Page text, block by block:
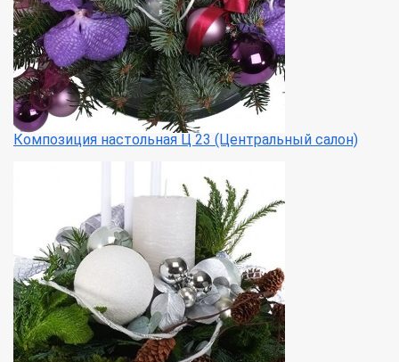
Композиция настольная Ц 23 (Центральный салон)